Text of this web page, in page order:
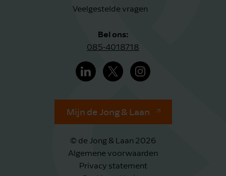
Veelgestelde vragen
Bel ons:
085-4018718
Mijn de Jong & Laan
© de Jong & Laan 2026
Algemene voorwaarden
Privacy statement